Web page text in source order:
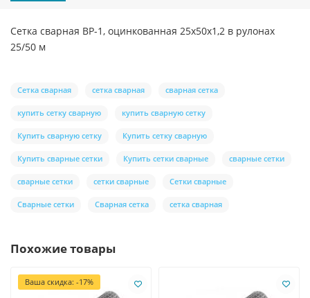
Сетка сварная ВР-1, оцинкованная 25х50х1,2 в рулонах
25/50 м
Сетка сварная сетка сварная сварная сетка
купить сетку сварную купить сварную сетку
Купить сварную сетку Купить сетку сварную
Купить сварные сетки Купить сетки сварные сварные сетки
сварные сетки сетки сварные Сетки сварные
Сварные сетки Сварная сетка сетка сварная
Похожие товары
Ваша скидка: -17%